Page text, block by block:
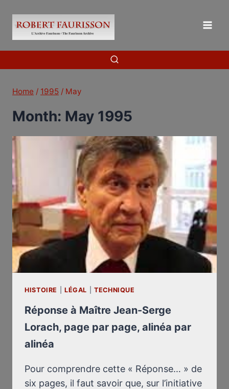
content
Home / 1995 / May
Month: May 1995
HISTOIRE LÉGAL TECHNIQUE
Réponse à Maître Jean-Serge
Lorach, page par page, alinéa par
alinéa
Pour comprendre cette « Réponse… » de
six pages, il faut savoir que, sur l’initiative